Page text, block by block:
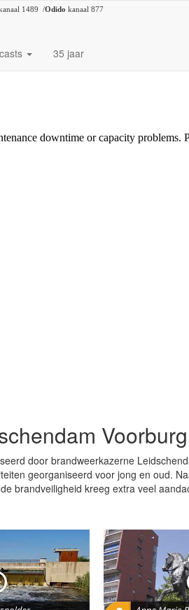
1489 /Odido kanaal 877
35 jaar
Voorburg
door brandweerkazerne
georganiseerd voor jong en oud.
brandveiligheid kreeg extra veel